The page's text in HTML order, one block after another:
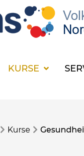
KURSE
Kurse